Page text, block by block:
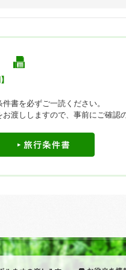
書を必ずご一読ください。
渡ししますので、事前にご確認